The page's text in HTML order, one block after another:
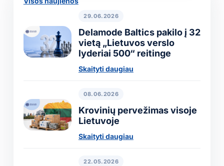
29.06.2026
Delamode Baltics pakilo į 32
vietą „Lietuvos verslo
lyderiai 500“ reitinge
Skaityti daugiau
08.06.2026
Krovinių pervežimas visoje
Lietuvoje
Skaityti daugiau
22.05.2026